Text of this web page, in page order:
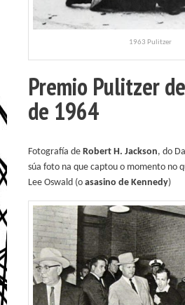
1963 Pulitzer
Premio Pulitzer
de 1964
Fotografía de Robert H. Jackson, do
súa foto na que captou o momento no
Lee Oswald (o asasino de Kennedy)